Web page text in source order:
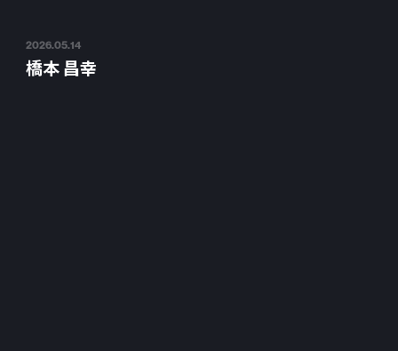
2026.05.14
橋本 昌幸